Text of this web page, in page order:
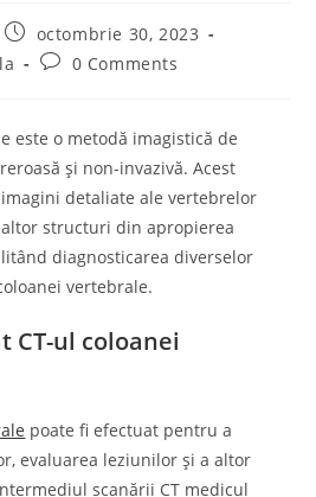
Post
published:
octombrie 30, 2023
Post0 Comments
este o metodă imagistică de
și non-invazivă. Acest
detaliate ale vertebrelor
structuri din apropierea
diagnosticarea diverselor
vertebrale.
CT-ul coloanei
poate fi efectuat pentru a
evaluarea leziunilor și a altor
scanării CT medicul